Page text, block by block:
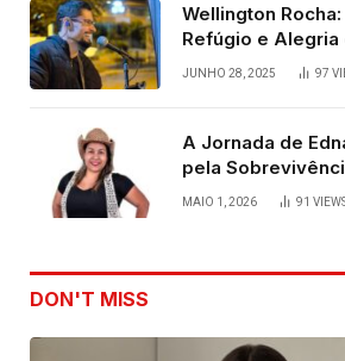
Wellington
Refúgio e Alegria
JUNHO 28, 2025 97
A Jornada de
pela
MAIO 1, 2026 91
DON'T MISS